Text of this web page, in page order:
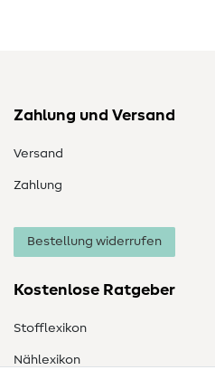
Zahlung und Versand
Versand
Zahlung
Bestellung widerrufen
Kostenlose Ratgeber
Stofflexikon
Nählexikon